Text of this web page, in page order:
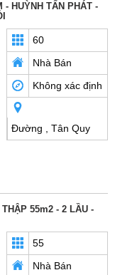
- HUỲNH TẤN PHÁT -
60
Nhà Bán
Không xác định
Đường , Tân Quy
55m2 - 2 LẦU -
55
Nhà Bán